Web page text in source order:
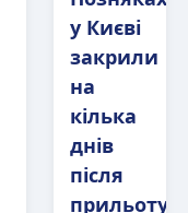
у Києві
закрили
на
кілька
днів
після
прильоту